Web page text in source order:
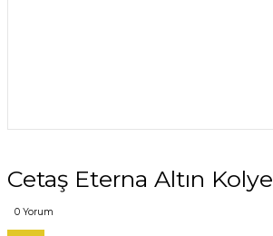
Cetaş Eterna Altın Kolye
0 Yorum